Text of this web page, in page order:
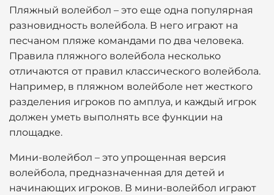
Пляжный волейбол – это еще одна популярная
разновидность волейбола. В него играют на
песчаном пляже командами по два человека.
Правила пляжного волейбола несколько
отличаются от правил классического волейбола.
Например, в пляжном волейболе нет жесткого
разделения игроков по амплуа, и каждый игрок
должен уметь выполнять все функции на
площадке.
Мини-волейбол – это упрощенная версия
волейбола, предназначенная для детей и
начинающих игроков. В мини-волейбол играют